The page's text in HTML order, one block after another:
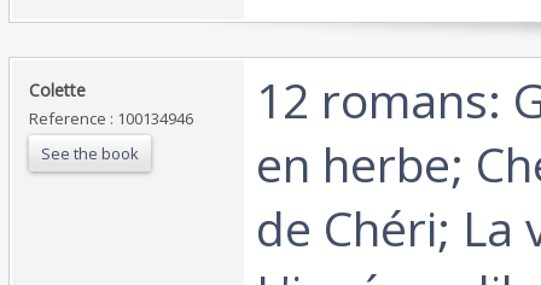
‎Colette‎
Reference : 100134946
See the book
‎12 romans:
en herbe;
de Chéri; La